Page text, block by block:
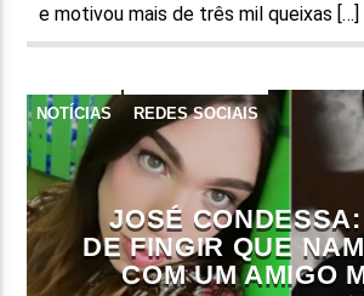
e motivou mais de três mil queixas […]
NOTÍCIAS REDES SOCIAIS
JOSÉ
DE FINGIR QUE
COM UM AMIGO